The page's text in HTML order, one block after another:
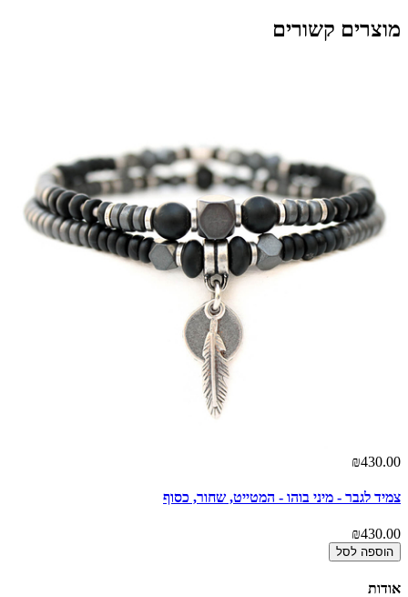
מוצרים קשורים
₪430.00
צמיד לגבר - מיני בוהו - המטייט, שחור, כסוף
₪430.00
הוספה לסל
אודות